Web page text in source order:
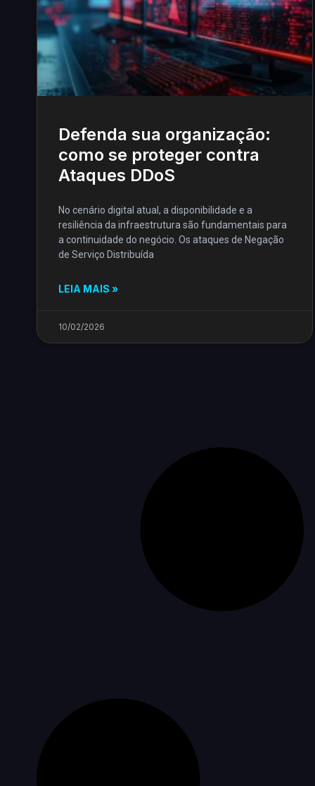
Defenda sua organização:
como se proteger contra
Ataques DDoS
No cenário digital atual, a disponibilidade e a
resiliência da infraestrutura são fundamentais para
a continuidade do negócio. Os ataques de Negação
de Serviço Distribuída
LEIA MAIS »
10/02/2026